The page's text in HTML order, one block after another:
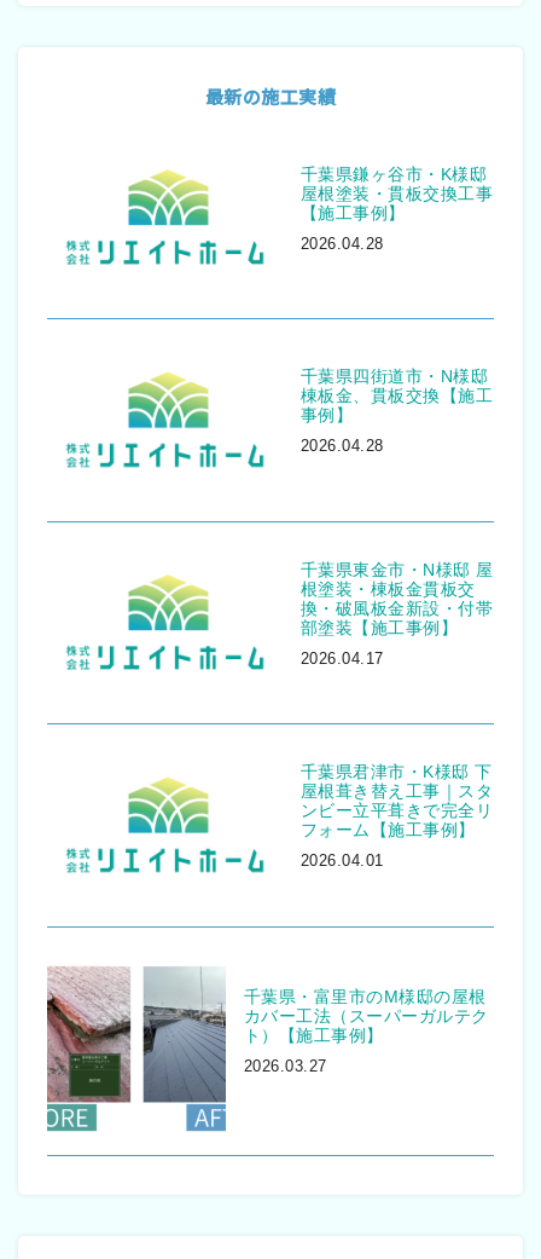
最新の施工実績
千葉県鎌ヶ谷市・K様邸
屋根塗装・貫板交換工事
【施工事例】
2026.04.28
千葉県四街道市・N様邸
棟板金、貫板交換【施工
事例】
2026.04.28
千葉県東金市・N様邸 屋
根塗装・棟板金貫板交
換・破風板金新設・付帯
部塗装【施工事例】
2026.04.17
千葉県君津市・K様邸 下
屋根葺き替え工事｜スタ
ンビー立平葺きで完全リ
フォーム【施工事例】
2026.04.01
千葉県・富里市のM様邸の屋根
カバー工法（スーパーガルテク
ト）【施工事例】
2026.03.27